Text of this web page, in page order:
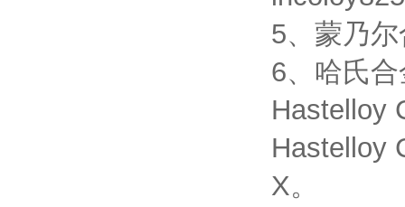
5、蒙乃
6、哈氏
Hastelloy
Hastelloy
X。